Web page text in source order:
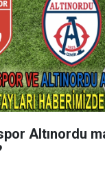
Altınordu